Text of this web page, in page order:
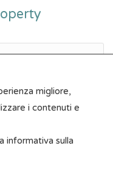
migliore,
i contenuti e
informativa sulla